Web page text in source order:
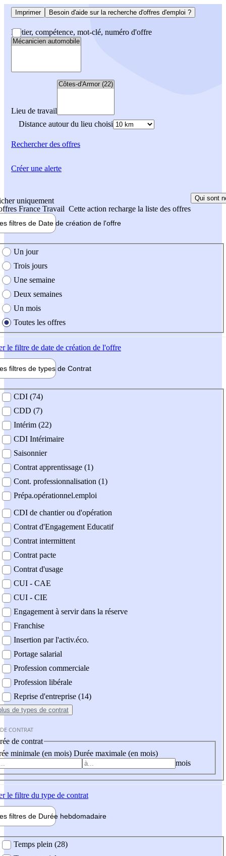
Imprimer Besoin d'aide sur la recherche d'offres d'emploi ?
Métier, compétence, mot-clé, numéro d'offre
Lieu de travail
Distance autour du lieu choisi
Rechercherdes offres
uniquement
France Travail Cette action recharge la liste des offres
Qui sont
filtres de Date de création de l'offre
création de l'offre
Un jour
Trois jours
Une semaine
Deux semaines
Un mois
Toutes les offres
le filtre de date de création de l'offre
filtres de types de Contrat
contrat
CDI (74)
CDD (7)
Intérim (22)
CDI Intérimaire
Saisonnier
Contrat apprentissage (1)
Cont. professionnalisation (1)
Prépa.opérationnel.emploi
CDI de chantier ou d'opération
Contrat d'Engagement Educatif
Contrat intermittent
Contrat pacte
Contrat d'usage
CUI - CAE
CUI - CIE
Engagement à servir dans la réserve
Franchise
Insertion par l'activ.éco.
Portage salarial
Profession commerciale
Profession libérale
Reprise d'entreprise (14)
de types de contrat
CONTRAT
de contrat
minimale (en mois) Durée maximale (en mois)
mois
le filtre du type de contrat
filtres de Durée hebdomadaire
Temps plein (28)
Créer une alerte